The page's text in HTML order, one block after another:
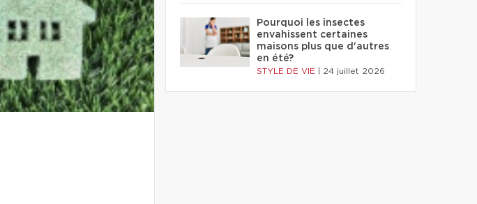
Pourquoi les insectes
envahissent certaines
maisons plus que d'autres
en été?
STYLE DE VIE 24 juillet 2026